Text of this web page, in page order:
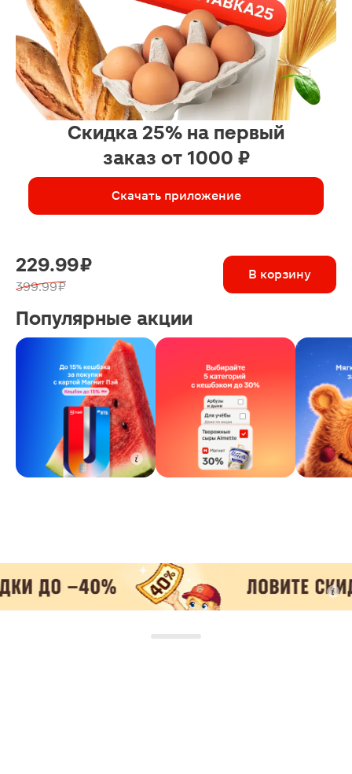
Скидка 25% на первый
заказ от 1000 ₽
Скачать приложение
229.99 ₽
399.99 ₽
В корзину
Популярные акции